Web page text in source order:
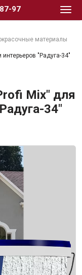
материалы
"Радуга-34"
Mix" для
34"
97